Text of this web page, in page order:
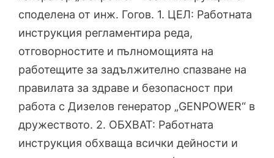
споделена от инж. Гогов. 1. ЦЕЛ: Работната
инструкция регламентира реда,
отговорностите и пълномощията на
работещите за задължително спазване на
правилата за здраве и безопасност при
работа с Дизелов генератор „GENPOWER“ в
дружеството. 2. ОБХВАТ: Работната
инструкция обхваща всички дейности и